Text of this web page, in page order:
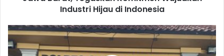
Industri Hijau di Indonesia